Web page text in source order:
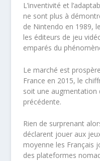
L’inventivité et
ne sont plus à
de Nintendo en 1989,
les éditeurs de jeu
emparés du
Le marché est
France en 2015, le
soit une augmentation
précédente.
Rien de surprenant
déclarent jouer aux
moyenne les Français
des plateformes